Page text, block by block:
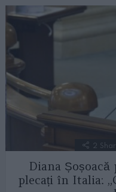
2
Diana
plecați în Italia: